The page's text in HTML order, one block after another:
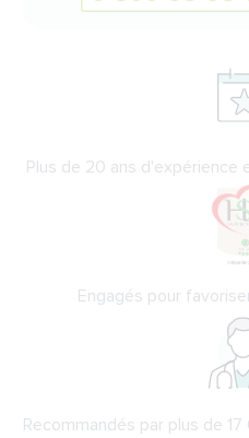
Plus de 20 ans d'expérience
Engagés pour
Recommandés par plus de